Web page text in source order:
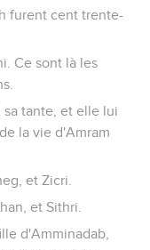
furent cent trente-
Ce sont là les
sa tante, et elle lui
la vie d'Amram
et Zicri.
et Sithri.
d'Amminadab,